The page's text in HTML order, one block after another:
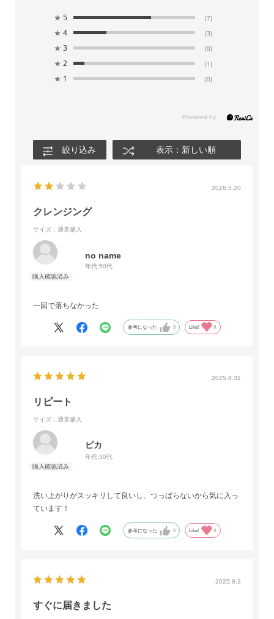
★ 5 (7)
★ 4 (3)
★ 3 (0)
★ 2 (1)
★ 1 (0)
絞り込み 表示：新しい順
2026.5.20
クレンジング
サイズ：通常購入
no name
年代:50代
一回で落ちなかった
参考になった 0 Like! 0
2025.8.31
リピート
サイズ：通常購入
ピカ
年代:30代
洗い上がりがスッキリして良いし、つっぱらないから気に入っ
ています！
参考になった 0 Like! 0
2025.8.3
すぐに届きました